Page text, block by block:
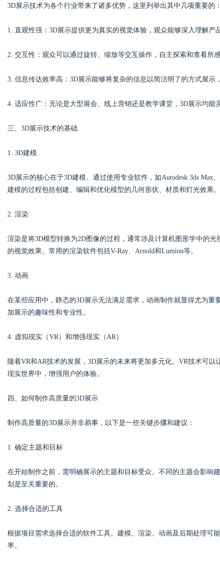
3D展示技术为各个行业带来了诸多优势，这里列举出其中几项重要的
1. 直观性强：3D展示提供更为真实的视觉体验，观众能够深入理解产
2. 交互性：观众可以通过旋转、缩放等交互操作，自主探索和查看所
3. 信息传达效率高：3D展示能够将复杂的信息以简洁明了的方式展示
4. 适应性广：无论是大型展会、线上营销还是教学课堂，3D展示均能
三、3D展示技术的基础
1. 3D建模
3D展示的核心在于3D建模。通过使用专业软件，如Autodesk 3ds Max
建模的过程包括创建、编辑和优化模型的几何形状、材质和灯光效果。
2. 渲染
渲染是将3D模型转换为2D图像的过程，通常涉及计算机图形学中的
的视觉效果。常用的渲染软件包括V-Ray、Arnold和Lumion等。
3. 动画
在某些应用中，静态的3D展示无法满足需求，动画制作就显得尤为
加展示的趣味性和专业性。
4. 虚拟现实（VR）和增强现实（AR）
随着VR和AR技术的发展，3D展示的未来将更加多元化。VR技术可
现实世界中，增强用户的体验。
四、如何制作高质量的3D展示
制作高质量的3D展示并非易事，以下是一些关键步骤和建议：
1. 确定主题和目标
在开始制作之前，需明确展示的主题和目标受众。不同的主题会影响
划是至关重要的。
2. 选择合适的工具
根据项目需求选择合适的软件工具。建模、渲染、动画及后期处理可
率。